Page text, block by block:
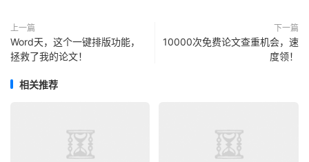
上一篇
Word天，这个一键排版功能，
拯救了我的论文！
下一篇
10000次免费论文查重机会，速
度领！
相关推荐